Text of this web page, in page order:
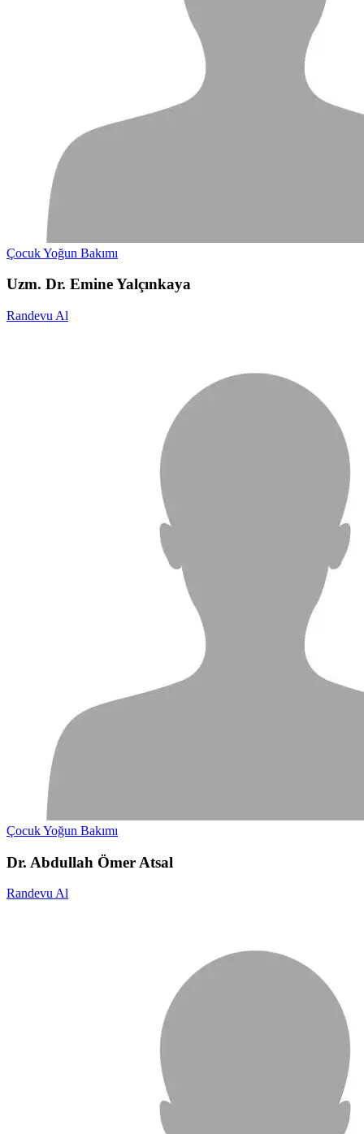
Çocuk Yoğun Bakımı
Uzm. Dr. Emine Yalçınkaya
Randevu Al
Çocuk Yoğun Bakımı
Dr. Abdullah Ömer Atsal
Randevu Al